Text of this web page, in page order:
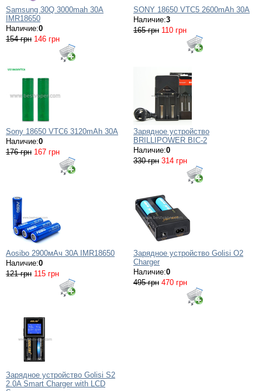
Samsung 30Q 3000mah 30A
IMR18650
Наличие:0
154 грн 146 грн
SONY 18650 VTC5 2600mAh 30A
Наличие:3
165 грн 110 грн
Sony 18650 VTC6 3120mAh 30A
Наличие:0
176 грн 167 грн
Зарядное устройство
BRILLIPOWER BIC-2
Наличие:0
330 грн 314 грн
Aosibo 2900мАч 30A IMR18650
Наличие:0
121 грн 115 грн
Зарядное устройство Golisi O2
Charger
Наличие:0
495 грн 470 грн
Зарядное устройство Golisi S2
2.0A Smart Charger with LCD